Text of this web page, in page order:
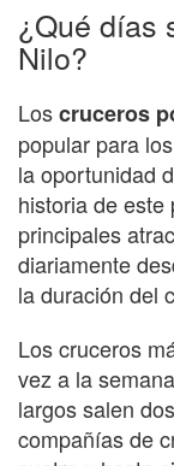
¿Qué días
Nilo?
Loscruceros
popular para
la oportunidad
historia de
principales
diariamente
la duración del
Los cruceros
vez a la
largos salen
compañías de